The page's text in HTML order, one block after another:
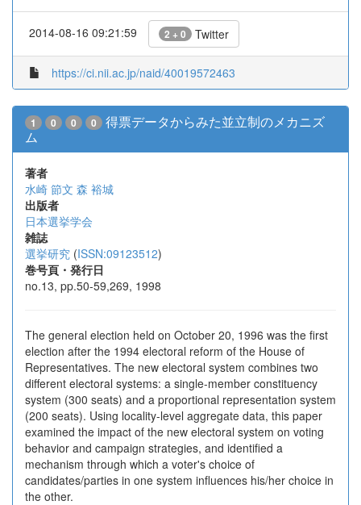
2014-08-16 09:21:59 2 + 0 Twitter
https://ci.nii.ac.jp/naid/40019572463
1 0 0 0
得票データからみた並立制のメカニズ
ム
著者
水崎 節文 森 裕城
出版者
日本選挙学会
雑誌
選挙研究 (ISSN:09123512)
巻号頁・発行日
no.13, pp.50-59,269, 1998
The general election held on October 20, 1996 was the first
election after the 1994 electoral reform of the House of
Representatives. The new electoral system combines two
different electoral systems: a single-member constituency
system (300 seats) and a proportional representation system
(200 seats). Using locality-level aggregate data, this paper
examined the impact of the new electoral system on voting
behavior and campaign strategies, and identified a
mechanism through which a voter's choice of
candidates/parties in one system influences his/her choice in
the other.